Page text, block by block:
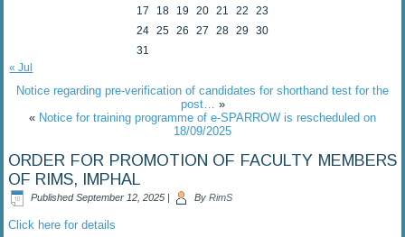
17
18 19 20 21 22
23
24 25 26 27 28 29
30
31
« Jul
Notice regarding pre-verification of candidates for shorthand test for the
post…
»
« Notice for training programme of e-SPARROW is rescheduled on
18/09/2025
ORDER FOR PROMOTION OF FACULTY MEMBERS
OF RIMS, IMPHAL
Published September 12, 2025 | By RimS
Click here for details